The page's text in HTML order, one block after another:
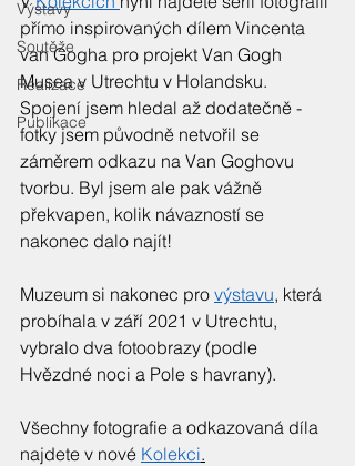
Výstavy
Soutěže
Realizace
Publikace
přímo inspirovaných dílem Vincenta
van Gogha pro projekt Van Gogh
Musea v Utrechtu v Holandsku.
Spojení jsem hledal až dodatečně -
fotky jsem původně netvořil se
záměrem odkazu na Van Goghovu
tvorbu. Byl jsem ale pak vážně
překvapen, kolik návazností se
nakonec dalo najít!
Muzeum si nakonec pro výstavu, která
probíhala v září 2021 v Utrechtu,
vybralo dva fotoobrazy (podle
Hvězdné noci a Pole s havrany).
Všechny fotografie a odkazovaná díla
najdete v nové Kolekci.